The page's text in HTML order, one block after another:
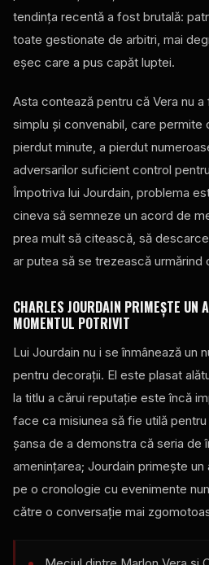
tendința recentă a fost brutală:
toate gestionate de arbitri, mai
eșec care a pus capăt luptei.
Asta contează pentru că Vera nu
simplu și convenabil, care permite
pierdut minute, a pierdut
adversarilor suficient control
Împotriva lui Jourdain, problema
cineva să semneze un acord de
prea mult să citească, să
ar putea să se trezească urmărind
CHARLES JOURDAIN PRIMEȘTE UN
MOMENTUL POTRIVIT
Lui Jourdain nu i se înmânează un
pentru decorații. El este plasat
la titlu a cărui reputație este încă
face ca misiunea să fie utilă
șansa de a demonstra că seria de
amenințarea; Jourdain primește
pe o cronologie cu evenimente
către o conversație mai